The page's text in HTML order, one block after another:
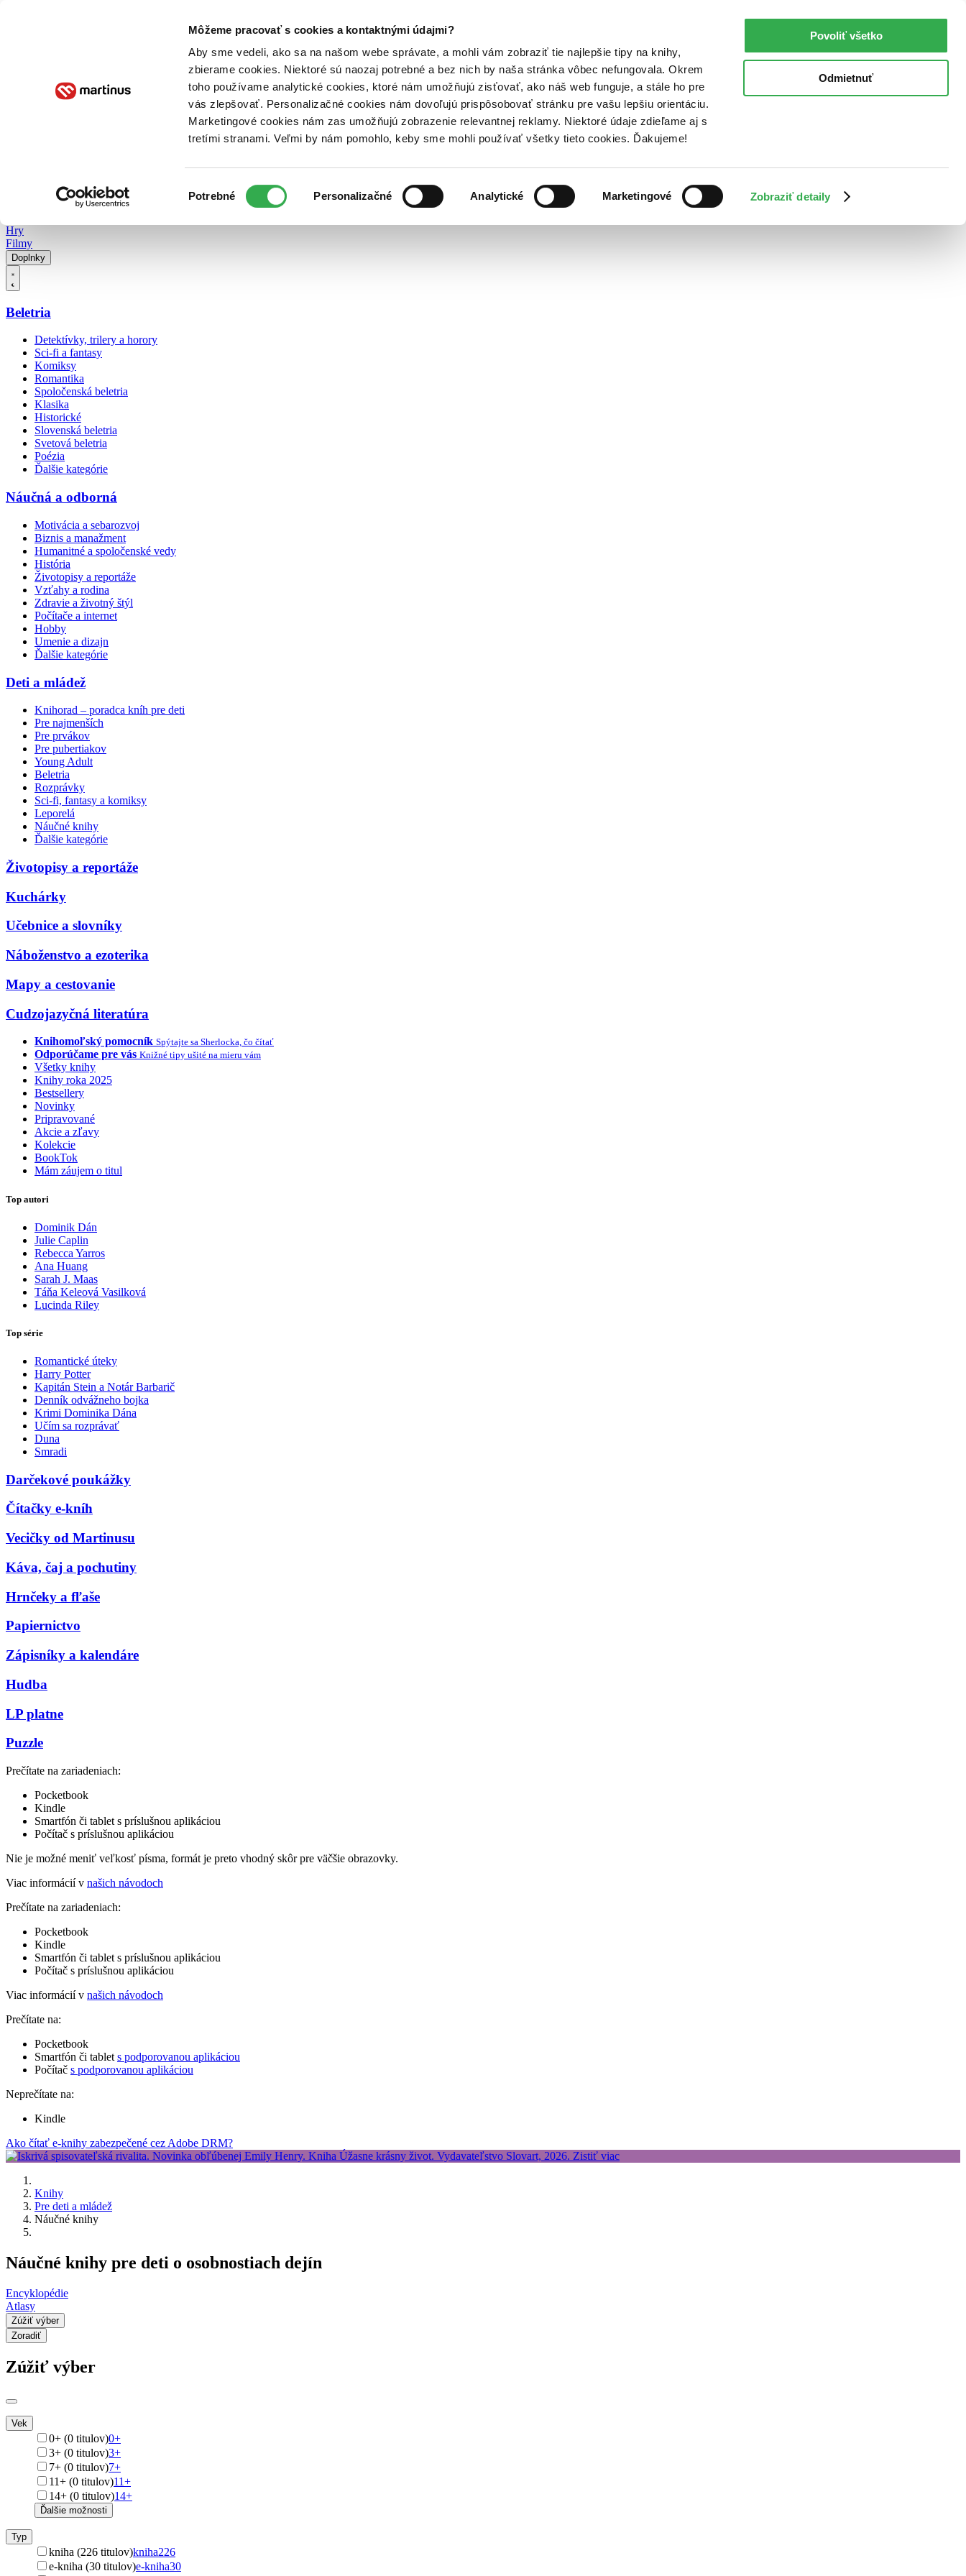
Môžeme pracovať s cookies a kontaktnými údajmi?
Aby sme vedeli, ako sa na našom webe správate, a mohli vám zobraziť tie najlepšie tipy na knihy,
zbierame cookies. Niektoré sú naozaj potrebné a bez nich by naša stránka vôbec nefungovala. Okrem
toho používame analytické cookies, ktoré nám umožňujú zisťovať, ako náš web funguje, a stále ho pre
vás zlepšovať. Personalizačné cookies nám dovoľujú prispôsobovať stránku pre vašu lepšiu orientáciu.
Marketingové cookies nám zas umožňujú zobrazenie relevantnej reklamy. Niektoré údaje zdieľame aj s
tretími stranami. Veľmi by nám pomohlo, keby sme mohli používať všetky tieto cookies. Ďakujeme!
súhlasu
Potrebné Personalizačné Analytické Marketingové Zobraziť detaily
Povoliť všetko
Odmietnuť
Poukážky Kontakt
Hry
Filmy
Doplnky
Beletria
Detektívky, trilery a horory
Sci-fi a fantasy
Komiksy
Romantika
Spoločenská beletria
Klasika
Historické
Slovenská beletria
Svetová beletria
Poézia
Ďalšie kategórie
Náučná a odborná
Motivácia a sebarozvoj
Biznis a manažment
Humanitné a spoločenské vedy
História
Životopisy a reportáže
Vzťahy a rodina
Zdravie a životný štýl
Počítače a internet
Hobby
Umenie a dizajn
Ďalšie kategórie
Deti a mládež
Knihorad – poradca kníh pre deti
Pre najmenších
Pre prvákov
Pre pubertiakov
Young Adult
Beletria
Rozprávky
Sci-fi, fantasy a komiksy
Leporelá
Náučné knihy
Ďalšie kategórie
Životopisy a reportáže
Kuchárky
Učebnice a slovníky
Náboženstvo a ezoterika
Mapy a cestovanie
Cudzojazyčná literatúra
Knihomoľský pomocník Spýtajte sa Sherlocka, čo čítať
Odporúčame pre vás Knižné tipy ušité na mieru vám
Všetky knihy
Knihy roka 2025
Bestsellery
Novinky
Pripravované
Akcie a zľavy
Kolekcie
BookTok
Mám záujem o titul
Top autori
Dominik Dán
Julie Caplin
Rebecca Yarros
Ana Huang
Sarah J. Maas
Táňa Keleová Vasilková
Lucinda Riley
Top série
Romantické úteky
Harry Potter
Kapitán Stein a Notár Barbarič
Denník odvážneho bojka
Krimi Dominika Dána
Učím sa rozprávať
Duna
Smradi
Darčekové poukážky
Čítačky e-kníh
Vecičky od Martinusu
Káva, čaj a pochutiny
Hrnčeky a fľaše
Papiernictvo
Zápisníky a kalendáre
Hudba
LP platne
Puzzle
Prečítate na zariadeniach:
Pocketbook
Kindle
Smartfón či tablet s príslušnou aplikáciou
Počítač s príslušnou aplikáciou
Nie je možné meniť veľkosť písma, formát je preto vhodný skôr pre väčšie obrazovky.
Viac informácií v našich návodoch
Prečítate na zariadeniach:
Pocketbook
Kindle
Smartfón či tablet s príslušnou aplikáciou
Počítač s príslušnou aplikáciou
Viac informácií v našich návodoch
Prečítate na:
Pocketbook
Smartfón či tablet s podporovanou aplikáciou
Počítač s podporovanou aplikáciou
Neprečítate na:
Kindle
Ako čítať e-knihy zabezpečené cez Adobe DRM?
Knihy
Pre deti a mládež
Náučné knihy
Náučné knihy pre deti o osobnostiach dejín
Encyklopédie
Atlasy
Zúžiť výber
Zoradiť
Zúžiť výber
Vek
0+ (0 titulov)0+
3+ (0 titulov)3+
7+ (0 titulov)7+
11+ (0 titulov)11+
14+ (0 titulov)14+
Ďalšie možnosti
Typ
kniha (226 titulov)kniha226
e-kniha (30 titulov)e-kniha30